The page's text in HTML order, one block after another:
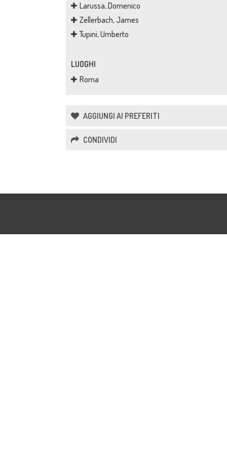
Larussa, Domenico
Zellerbach, James
Tupini, Umberto
LUOGHI
Roma
AGGIUNGI AI PREFERITI
CONDIVIDI